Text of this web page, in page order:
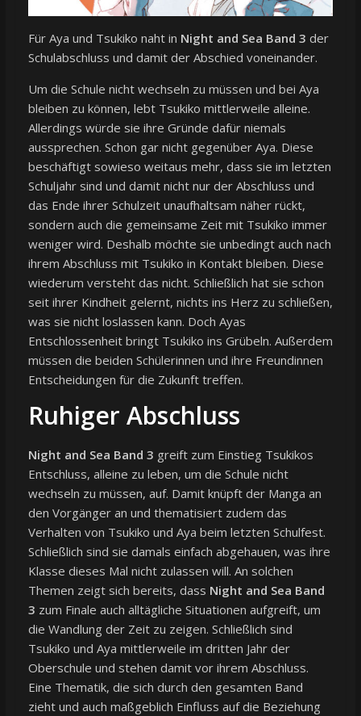
Für Aya und Tsukiko naht in Night and Sea Band 3 der
Schulabschluss und damit der Abschied voneinander.
Um die Schule nicht wechseln zu müssen und bei Aya
bleiben zu können, lebt Tsukiko mittlerweile alleine.
Allerdings würde sie ihre Gründe dafür niemals
aussprechen. Schon gar nicht gegenüber Aya. Diese
beschäftigt sowieso weitaus mehr, dass sie im letzten
Schuljahr sind und damit nicht nur der Abschluss und
das Ende ihrer Schulzeit unaufhaltsam näher rückt,
sondern auch die gemeinsame Zeit mit Tsukiko immer
weniger wird. Deshalb möchte sie unbedingt auch nach
ihrem Abschluss mit Tsukiko in Kontakt bleiben. Diese
wiederum versteht das nicht. Schließlich hat sie schon
seit ihrer Kindheit gelernt, nichts ins Herz zu schließen,
was sie nicht loslassen kann. Doch Ayas
Entschlossenheit bringt Tsukiko ins Grübeln. Außerdem
müssen die beiden Schülerinnen und ihre Freundinnen
Entscheidungen für die Zukunft treffen.
Ruhiger Abschluss
Night and Sea Band 3 greift zum Einstieg Tsukikos
Entschluss, alleine zu leben, um die Schule nicht
wechseln zu müssen, auf. Damit knüpft der Manga an
den Vorgänger an und thematisiert zudem das
Verhalten von Tsukiko und Aya beim letzten Schulfest.
Schließlich sind sie damals einfach abgehauen, was ihre
Klasse dieses Mal nicht zulassen will. An solchen
Themen zeigt sich bereits, dass Night and Sea Band
3 zum Finale auch alltägliche Situationen aufgreift, um
die Wandlung der Zeit zu zeigen. Schließlich sind
Tsukiko und Aya mittlerweile im dritten Jahr der
Oberschule und stehen damit vor ihrem Abschluss.
Eine Thematik, die sich durch den gesamten Band
zieht und auch maßgeblich Einfluss auf die Beziehung